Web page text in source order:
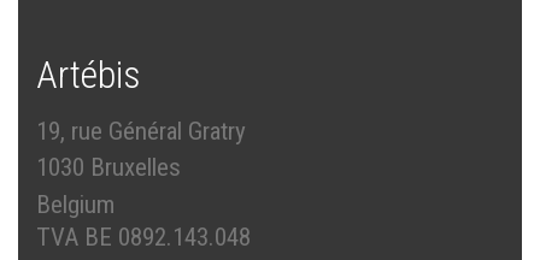
Artébis
19, rue Général Gratry
1030 Bruxelles
Belgium
TVA BE 0892.143.048